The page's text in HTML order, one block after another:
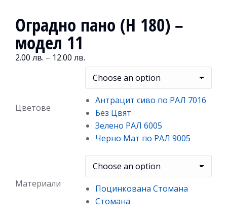
Оградно пано (H 180) –
модел 11
2.00 лв. – 12.00 лв.
Цветове
Антрацит сиво по РАЛ 7016
Без Цвят
Зелено РАЛ 6005
Черно Мат по РАЛ 9005
Материали
Поцинкована Стомана
Стомана